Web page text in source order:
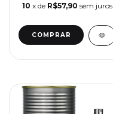
10 x de R$57,90 sem juros
COMPRAR